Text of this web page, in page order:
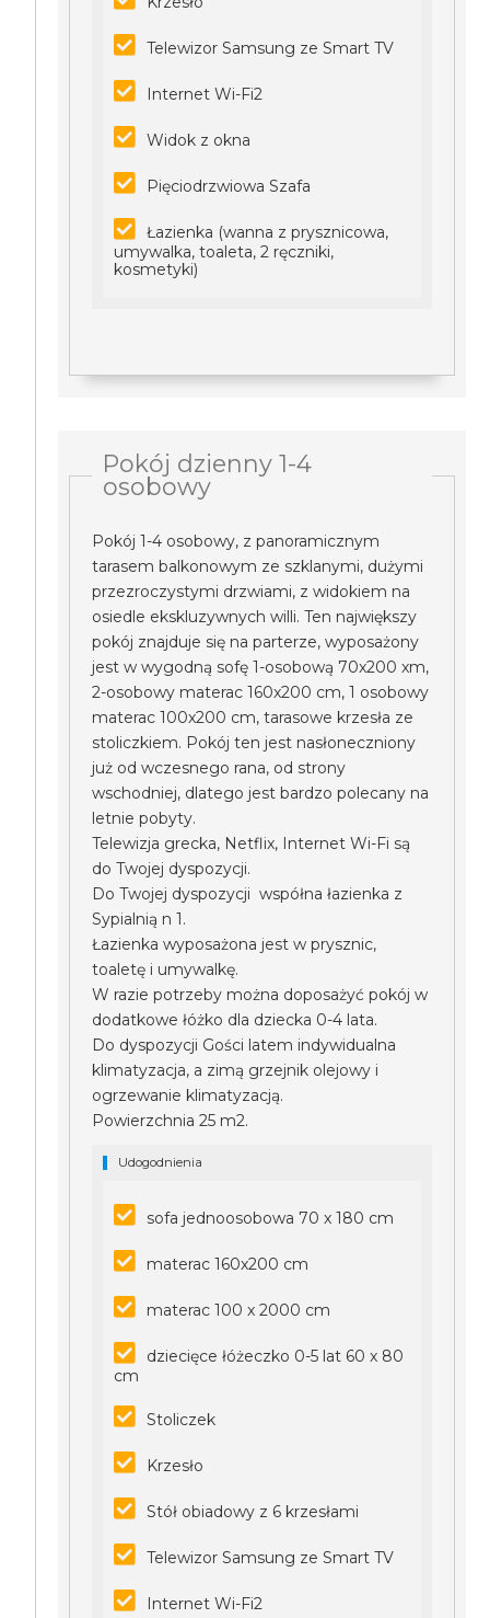
Telewizor Samsung ze Smart TV
Internet Wi-Fi2
Widok z okna
Pięciodrzwiowa Szafa
Łazienka (wanna z prysznicowa,
umywalka, toaleta, 2 ręczniki,
kosmetyki)
Pokój dzienny 1-4
osobowy
Pokój 1-4 osobowy, z panoramicznym
tarasem balkonowym ze szklanymi, dużymi
przezroczystymi drzwiami, z widokiem na
osiedle ekskluzywnych willi. Ten największy
pokój znajduje się na parterze, wyposażony
jest w wygodną sofę 1-osobową 70x200 xm,
2-osobowy materac 160x200 cm, 1 osobowy
materac 100x200 cm, tarasowe krzesła ze
stoliczkiem. Pokój ten jest nasłoneczniony
już od wczesnego rana, od strony
wschodniej, dlatego jest bardzo polecany na
letnie pobyty.
Telewizja grecka, Netflix, Internet Wi-Fi są
do Twojej dyspozycji.
Do Twojej dyspozycji współna łazienka z
Sypialnią n 1.
Łazienka wyposażona jest w prysznic,
toaletę i umywalkę.
W razie potrzeby można doposażyć pokój w
dodatkowe łóżko dla dziecka 0-4 lata.
Do dyspozycji Gości latem indywidualna
klimatyzacja, a zimą grzejnik olejowy i
ogrzewanie klimatyzacją.
Powierzchnia 25 m2.
Udogodnienia
sofa jednoosobowa 70 x 180 cm
materac 160x200 cm
materac 100 x 2000 cm
dziecięce łóżeczko 0-5 lat 60 x 80
cm
Stoliczek
Krzesło
Stół obiadowy z 6 krzesłami
Telewizor Samsung ze Smart TV
Internet Wi-Fi2